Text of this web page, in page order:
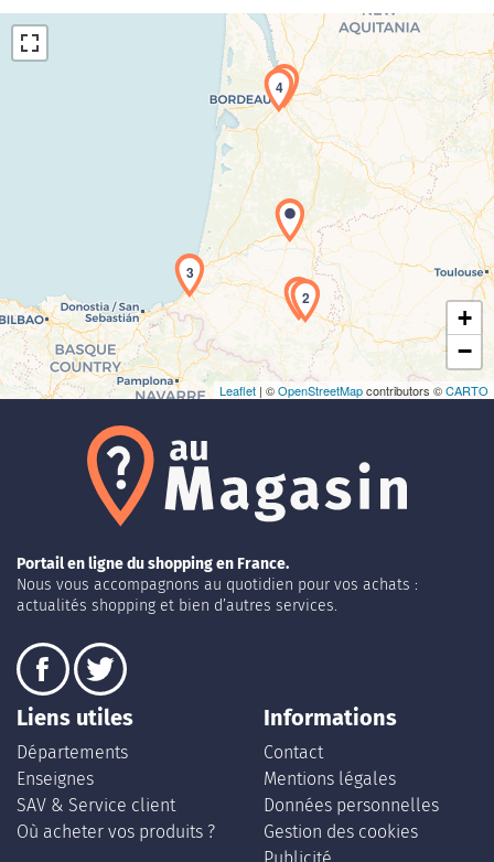
Chargement de la carte en cours...
12
3
45
+
−
Leaflet | ©OpenStreetMapcontributors ©CARTO
Portail en ligne du shopping en France.
Nous vous accompagnons au quotidien pour vos achats :
actualités shopping et bien d’autres services.
Liens utiles
Départements
Enseignes
SAV & Service client
Où acheter vos produits ?
Informations
Contact
Mentions légales
Données personnelles
Gestion des cookies
Publicité